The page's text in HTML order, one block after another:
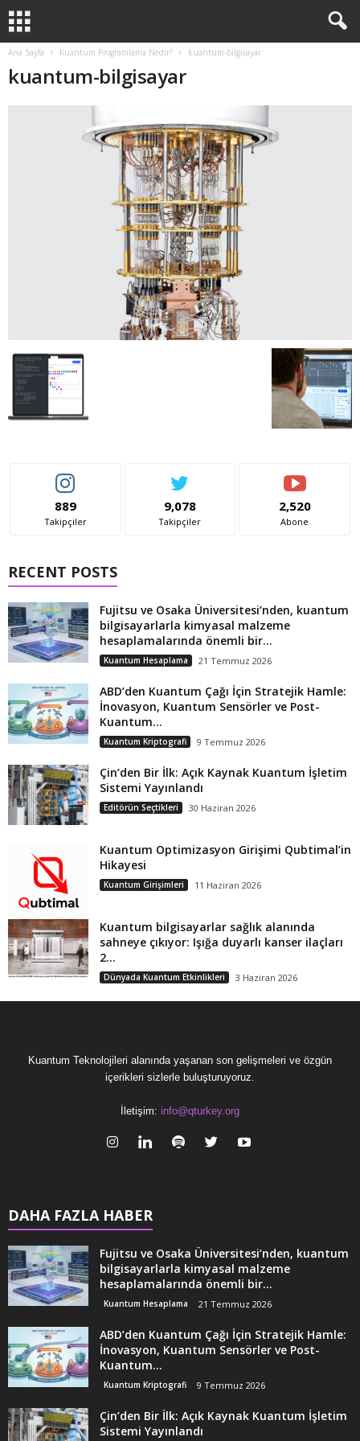
Ana Sayfa Kuantum Programlama Nedir? kuantum-bilgisayar
kuantum-bilgisayar
889
Takipçiler
9,078
Takipçiler
2,520
Abone
RECENT POSTS
Fujitsu ve Osaka Üniversitesi’nden, kuantum
bilgisayarlarla kimyasal malzeme
hesaplamalarında önemli bir...
Kuantum Hesaplama 21 Temmuz 2026
ABD’den Kuantum Çağı İçin Stratejik Hamle:
İnovasyon, Kuantum Sensörler ve Post-
Kuantum...
Kuantum Kriptografi 9 Temmuz 2026
Çin’den Bir İlk: Açık Kaynak Kuantum İşletim
Sistemi Yayınlandı
Editörün Seçtikleri 30 Haziran 2026
Kuantum Optimizasyon Girişimi Qubtimal’in
Hikayesi
Kuantum Girişimleri 11 Haziran 2026
Kuantum bilgisayarlar sağlık alanında
sahneye çıkıyor: Işığa duyarlı kanser ilaçları
2...
Dünyada Kuantum Etkinlikleri 3 Haziran 2026
Kuantum Teknolojileri alanında yaşanan son gelişmeleri ve özgün
içerikleri sizlerle buluşturuyoruz.
İletişim: info@qturkey.org
DAHA FAZLA HABER
Fujitsu ve Osaka Üniversitesi’nden, kuantum
bilgisayarlarla kimyasal malzeme
hesaplamalarında önemli bir...
Kuantum Hesaplama 21 Temmuz 2026
ABD’den Kuantum Çağı İçin Stratejik Hamle:
İnovasyon, Kuantum Sensörler ve Post-
Kuantum...
Kuantum Kriptografi 9 Temmuz 2026
Çin’den Bir İlk: Açık Kaynak Kuantum İşletim
Sistemi Yayınlandı